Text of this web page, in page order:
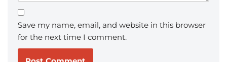
Save my name, email, and website in this browser
for the next time I comment.